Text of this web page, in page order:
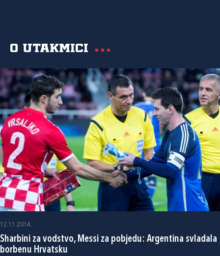
O utakmici
12.11.2014.
Sharbini za vodstvo, Messi za pobjedu: Argentina svladala
borbenu Hrvatsku